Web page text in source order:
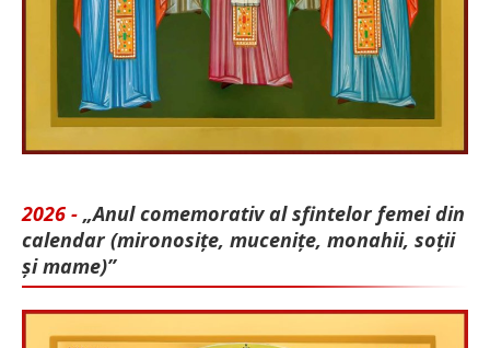
2026 - „Anul comemorativ al sfintelor femei din
calendar (mironosițe, mu­cenițe, monahii, soții
și mame)”